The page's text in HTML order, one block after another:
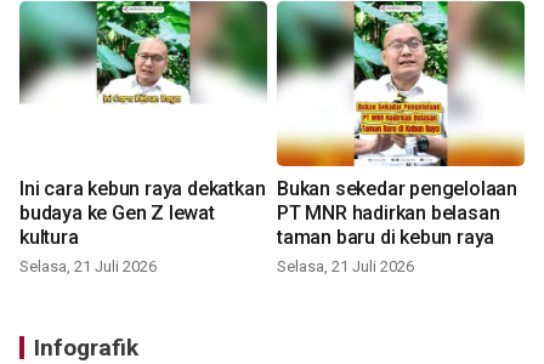
Ini cara kebun raya dekatkan
budaya ke Gen Z lewat
kultura
Selasa, 21 Juli 2026
Bukan sekedar pengelolaan
PT MNR hadirkan belasan
taman baru di kebun raya
Selasa, 21 Juli 2026
Infografik